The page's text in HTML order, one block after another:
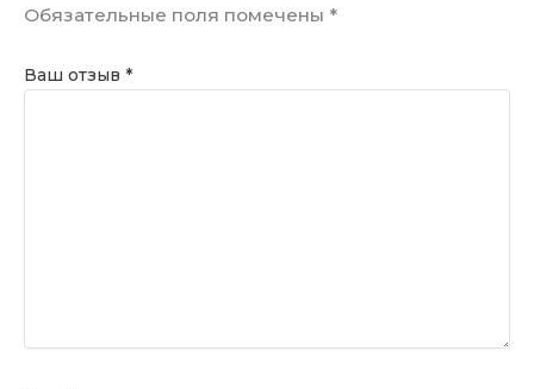
Обязательные поля помечены *
Ваш отзыв *